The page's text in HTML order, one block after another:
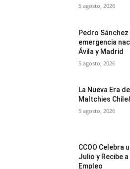
5 agosto, 2026
Pedro
emergencia
Ávila y Madrid
5 agosto, 2026
La Nueva Era
Maltchies
5 agosto, 2026
CCOO Celebra
Julio y Recibe
Empleo